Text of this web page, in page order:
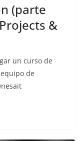
(parte
&
un curso de
de